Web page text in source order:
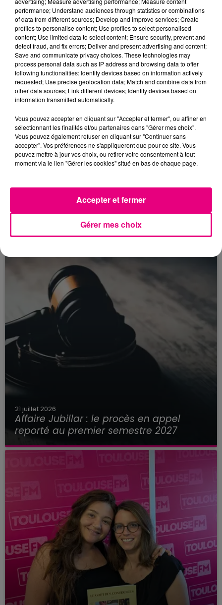
Toulouse : circulation perturbée dans le
secteur François Verdier...
21 juillet 2026
Affaire Jubillar : le procès en appel
reporté au premier semestre 2027
performance; Understand audiences through statistics or combinations
of data from different sources; Develop and improve services; Create
profiles to personalise content; Use profiles to select personalised
content; Use limited data to select content; Ensure security, prevent and
detect fraud, and fix errors; Deliver and present advertising and content;
Save and communicate privacy choices. These technologies may
process personal data such as IP address and browsing data to offer
following functionalities: Identify devices based on information actively
requested; Use precise geolocation data; Match and combine data from
other data sources; Link different devices; Identify devices based on
information transmitted automatically.
Vous pouvez accepter en cliquant sur "Accepter et fermer", ou affiner en
sélectionnant les finalités et/ou partenaires dans "Gérer mes choix".
Vous pouvez également refuser en cliquant sur "Continuer sans
accepter". Vos préférences ne s'appliqueront que pour ce site. Vous
pouvez mettre à jour vos choix, ou retirer votre consentement à tout
moment via le lien "Gérer les cookies" situé en bas de chaque page.
Gérer mes choix
Accepter et fermer